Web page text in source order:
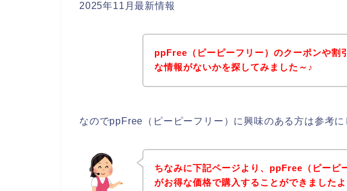
2025年11月最新情報
ppFree（ピーピーフリー）のクーポンや割
な情報がないかを探してみました～♪
なのでppFree（ピーピーフリー）に興味のある方は参考に
ちなみに下記ページより、ppFree（ピーピ
がお得な価格で購入することができましたよ